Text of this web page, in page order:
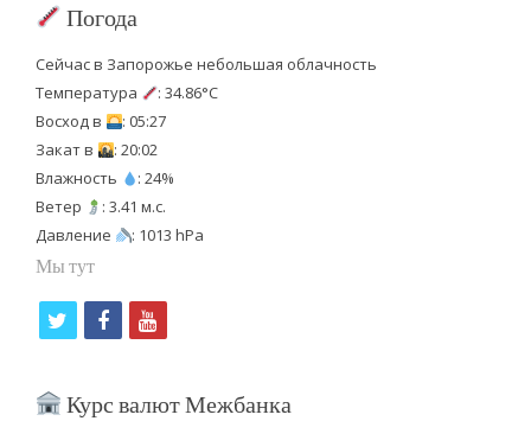
Погода
Сейчас в Запорожье небольшая облачность
Температура
: 34.86°C
Восход в
: 05:27
Закат в
: 20:02
Влажность
: 24%
Ветер
: 3.41 м.с.
Давление
: 1013 hPa
Мы тут
i
f
c
y
u
Курс валют Межбанка